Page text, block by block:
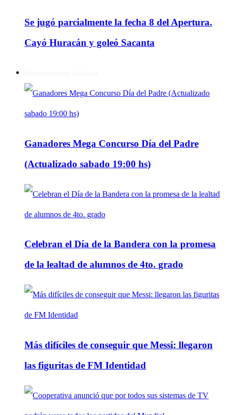
Se jugó parcialmente la fecha 8 del Apertura.
Cayó Huracán y goleó Sacanta
Ganadores Mega Concurso Día del Padre
(Actualizado sabado 19:00 hs)
Celebran el Día de la Bandera con la promesa
de la lealtad de alumnos de 4to. grado
Más difíciles de conseguir que Messi: llegaron
las figuritas de FM Identidad